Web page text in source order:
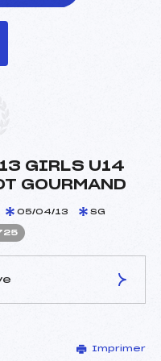
GIRLS U14
GOURMAND
05/04/13 SG
JACQUES (FRA)
Imprimer